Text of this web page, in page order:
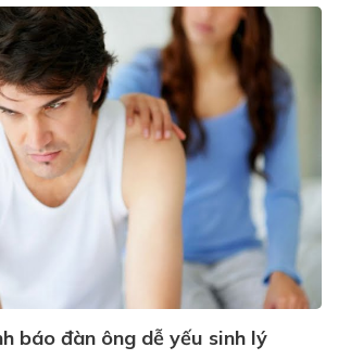
báo đàn ông dễ yếu sinh lý